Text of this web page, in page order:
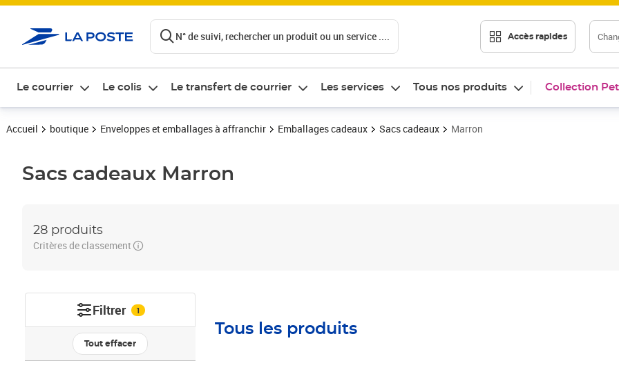
N° de suivi, rechercher un produit ou un service .... Accès rapides
Le courrier Le colis Le transfert de courrier Les services Tous nos produits Collection
Accueil boutique Enveloppes et emballages à affranchir Emballages cadeaux Sacs cadeaux Marron
Sacs cadeaux Marron
28 produits
Critères de classement
Filtrer 1
Tout effacer
Tous les produits